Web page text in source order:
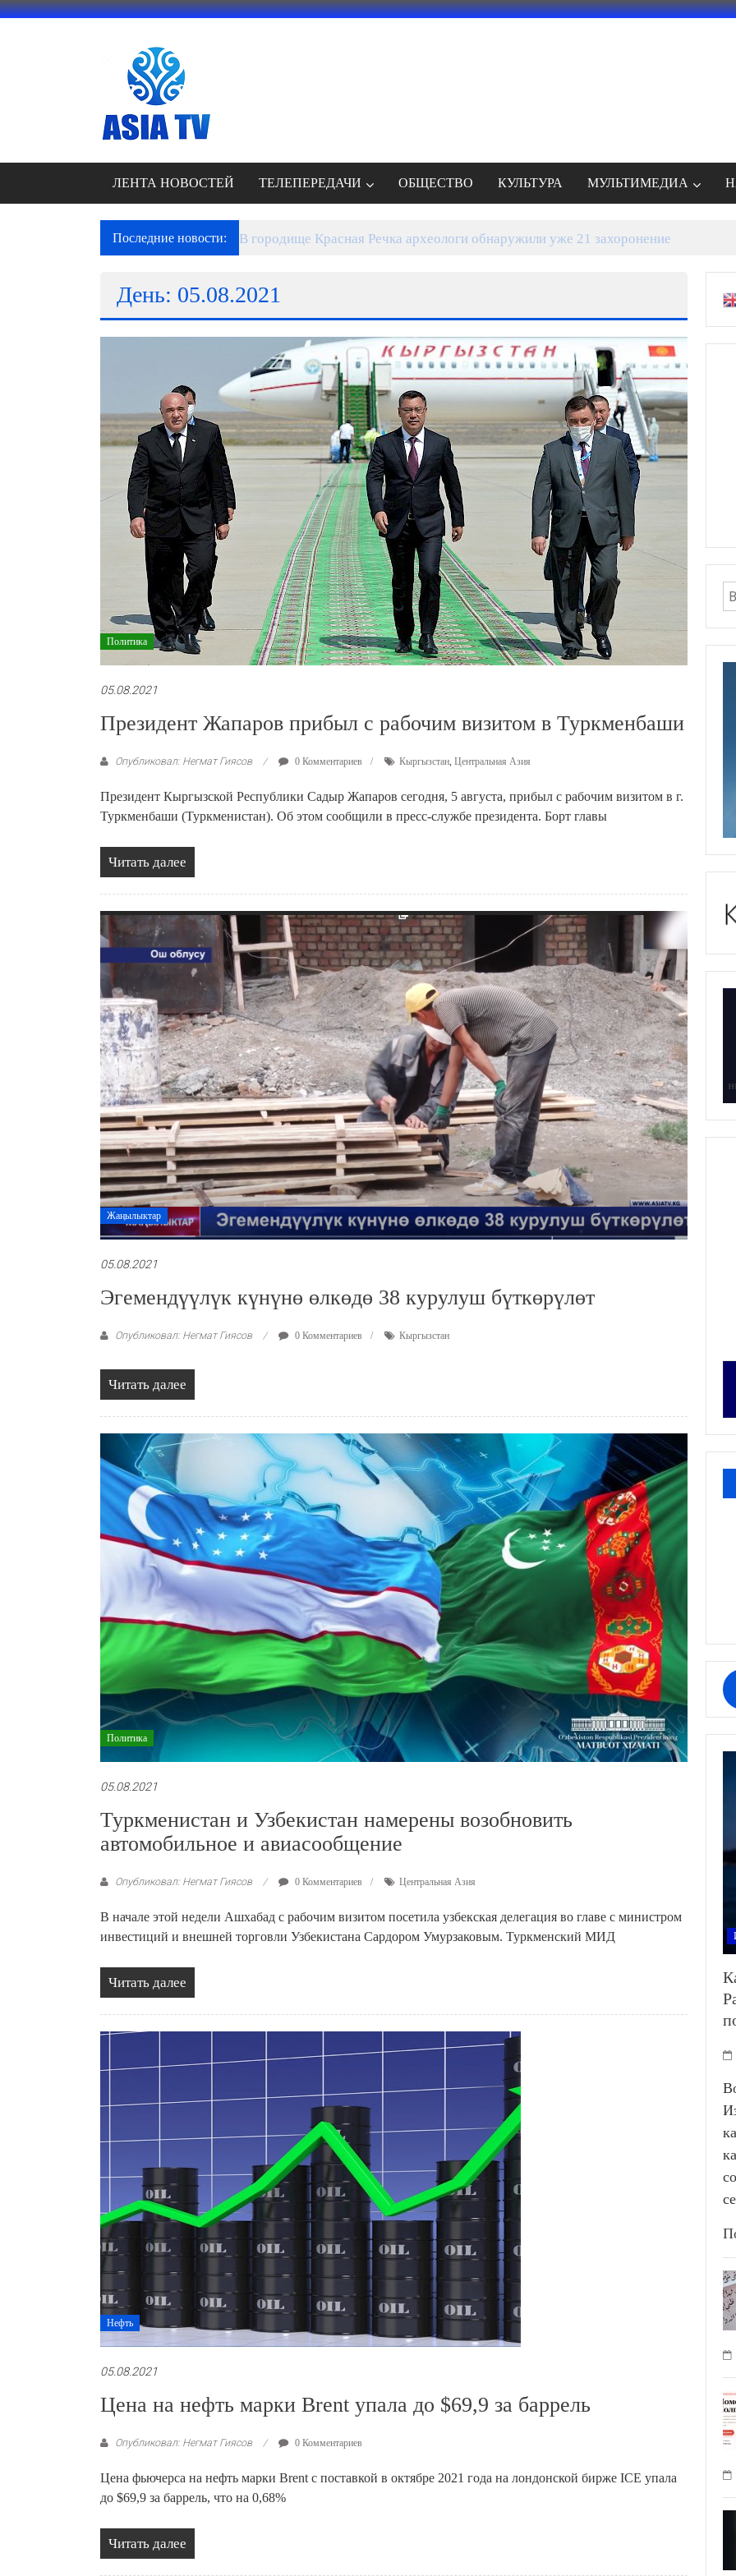
Перейти
АЗИЯ
ТВ
это
телеканал
документальные
музыкальные
ролики
ЛЕНТА НОВОСТЕЙ ТЕЛЕПЕРЕДАЧИ ОБЩЕСТВО КУЛЬТУРА МУЛЬТИМЕДИА
Последние новости: В городище Красная Речка археологи обнаружили уже 21 захоронение
День: 05.08.2021
Политика
05.08.2021
Президент Жапаров прибыл с рабочим визитом в Туркменбаши
Опубликовал: Негмат Гиясов 0 Комментариев Кыргызстан, Центральная Азия
Президент Кыргызской Республики Садыр Жапаров сегодня, 5 августа, прибыл с рабочим визитом в г.
Туркменбаши (Туркменистан). Об этом сообщили в пресс-службе президента. Борт главы
Читать далее
Жаңылыктар
05.08.2021
Эгемендүүлүк күнүнө өлкөдө 38 курулуш бүткөрүлөт
Опубликовал: Негмат Гиясов 0 Комментариев Кыргызстан
Читать далее
Политика
05.08.2021
Туркменистан и Узбекистан намерены возобновить
автомобильное и авиасообщение
Опубликовал: Негмат Гиясов 0 Комментариев Центральная Азия
В начале этой недели Ашхабад с рабочим визитом посетила узбекская делегация во главе с министром
инвестиций и внешней торговли Узбекистана Сардором Умурзаковым. Туркменский МИД
Читать далее
Нефть
05.08.2021
Цена на нефть марки Brent упала до $69,9 за баррель
Опубликовал: Негмат Гиясов 0 Комментариев
Цена фьючерса на нефть марки Brent с поставкой в октябре 2021 года на лондонской бирже ICE упала
до $69,9 за баррель, что на 0,68%
Читать далее